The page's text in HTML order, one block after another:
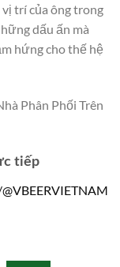
trí của ông trong
dấu ấn mà
hứng cho thế hệ
Phân Phối Trên
tiếp